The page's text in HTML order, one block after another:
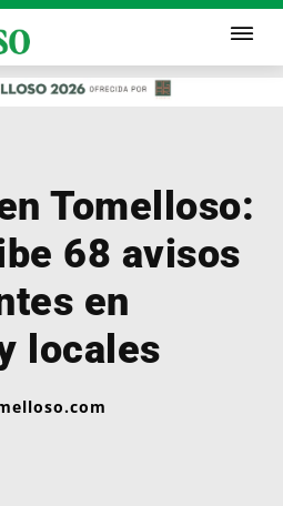
Tomelloso:
68 avisos
en
locales